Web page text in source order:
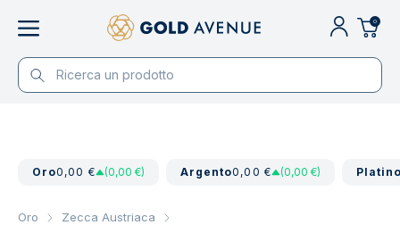
0
Oro0,00 € (0,00 €) Argento0,00 € (0,00 €)
Oro
Zecca Austriaca